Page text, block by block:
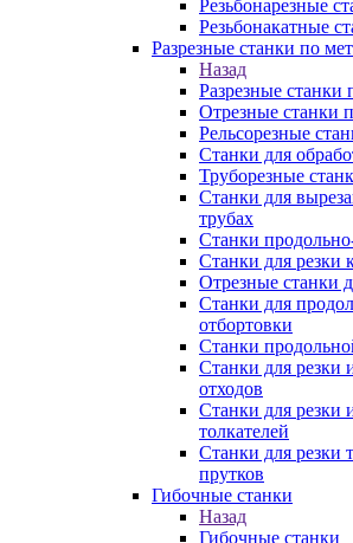
Резьбонарезные
Резьбонакатные
Разрезные станки по
Назад
Разрезные станки
Отрезные станки
Рельсорезные
Станки для
Труборезные
Станки для
трубаx
Станки
Станки для резки
Отрезные станки
Станки для
отбортовки
Станки
Станки для резки
отходов
Станки для резки
толкателей
Станки для резки
прутков
Гибочные станки
Назад
Гибочные станки